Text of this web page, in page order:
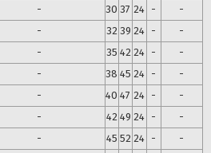
- 30 37 24 -
-
- 32 39 24 -
-
- 35 42 24 -
-
- 38 45 24 -
-
- 40 47 24 -
-
- 42 49 24 -
-
- 45 52 24 -
-